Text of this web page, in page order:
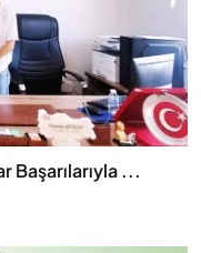
Başarılarıyla ...